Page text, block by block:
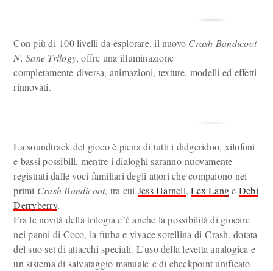
Con più di 100 livelli da esplorare, il nuovo Crash Bandicoot
N. Sane Trilogy, offre una illuminazione
completamente diversa, animazioni, texture, modelli ed effetti
rinnovati.
La soundtrack del gioco è piena di tutti i didgeridoo, xilofoni
e bassi possibili, mentre i dialoghi saranno nuovamente
registrati dalle voci familiari degli attori che compaiono nei
primi Crash Bandicoot, tra cui Jess Harnell,Lex Lange Debi
Derryberry.
Fra le novità della trilogia c’è anche la possibilità di giocare
nei panni di Coco, la furba e vivace sorellina di Crash, dotata
del suo set di attacchi speciali. L’uso della levetta analogica e
un sistema di salvataggio manuale e di checkpoint unificato